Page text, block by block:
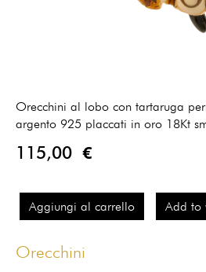
Orecchini al lobo con tartaruga
argento 925 placcati in oro 18Kt
115,00 €
Aggiungi al carrello Add to
Orecchini